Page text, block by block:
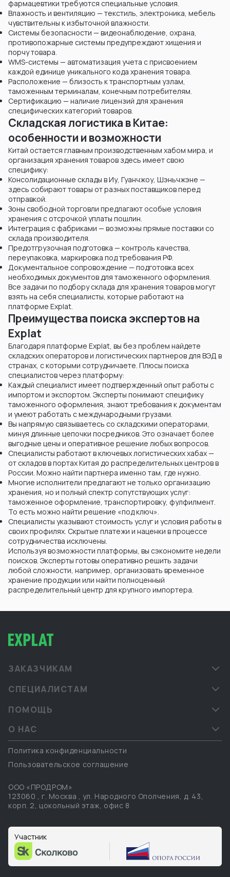
фармацевтики требуются специальные условия.
Влажность и вентиляцию — текстиль, электроника, мебель
чувствительны к избыточной влажности.
Системы безопасности — видеонаблюдение, охрана,
противопожарные системы предупреждают хищения и
порчу товара.
WMS-системы — автоматизация учета с присвоением
каждой единице уникального кода хранения товара.
Расположение — близость к транспортным узлам,
таможенным терминалам, конечным потребителям.
Сертификацию — наличие лицензий для хранения
специфических категорий товаров.
Складская логистика в Китае:
особенности и возможности
Китай остается главным производственным хабом мира, и
организация хранения товаров здесь имеет свою
специфику:
Консолидационные склады в Иу, Гуанчжоу, Шэньчжэне —
здесь собирают товары от разных поставщиков перед
отправкой.
Зоны свободной торговли предлагают особые условия
хранения с отсрочкой уплаты пошлин.
Интеграция с фабриками — возможны прямые поставки со
склада производителя.
Предотгрузочная подготовка — контроль качества,
переупаковка, маркировка под требования РФ.
Документальное сопровождение — подготовка всех
необходимых документов для таможенного оформления.
Все задачи по подбору склада для хранения товаров могут
взять на себя специалисты, которые работают на
платформе Explat.
Преимущества поиска экспертов на
Explat
Благодаря платформе Explat, вы без проблем найдете
складских операторов и логистических партнеров для ВЭД в
странах, с которыми сотрудничаете. Плюсы поиска
специалистов через платформу:
Каждый специалист имеет подтвержденный опыт работы с
импортом и экспортом. Эксперты понимают специфику
таможенного оформления, знают требования к документам
и умеют работать с международными грузами.
Вы напрямую связываетесь со складскими операторами,
минуя длинные цепочки посредников. Это означает более
выгодные цены и оперативное решение любых вопросов.
Специалисты работают в ключевых логистических хабах —
от складов в портах Китая до распределительных центров в
России. Можно найти партнера именно там, где нужно.
Многие исполнители предлагают не только организацию
хранения, но и полный спектр сопутствующих услуг:
таможенное оформление, транспортировку, фулфилмент.
То есть можно найти решение «под ключ».
Специалисты указывают стоимость услуг и условия работы в
своих профилях. Скрытые платежи и наценки в процессе
сотрудничества исключены.
Используя возможности платформы, вы сэкономите недели
поисков. Эксперты готовы оперативно решить задачи
любой сложности, например, организовать временное
хранение продукции или найти полноценный
распределительный центр для крупного импортера.
ЗАКАЗЧИКАМ
СПЕЦИАЛИСТАМ
ПОМОЩЬ
О НАС
Политика конфиденциальности
Пользовательское соглашение
ООО «ПРОДРОМ»
123060 , г. Москва , ул. Народного Ополчения, д. 43,
корп. 2, цокольный этаж, офис 8
Участник